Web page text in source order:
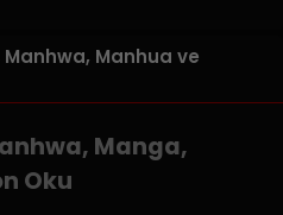
Manhua ve
Manga,
Oku